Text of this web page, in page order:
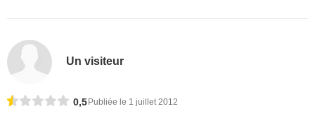
Un visiteur
0,5 Publiée le 1 juillet 2012